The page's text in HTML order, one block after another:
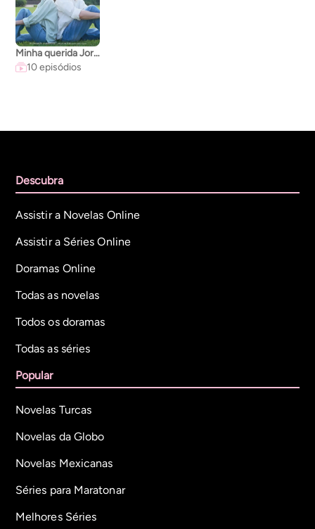
Minha querida Jornada
10 episódios
Descubra
Assistir a Novelas Online
Assistir a Séries Online
Doramas Online
Todas as novelas
Todos os doramas
Todas as séries
Popular
Novelas Turcas
Novelas da Globo
Novelas Mexicanas
Séries para Maratonar
Melhores Séries